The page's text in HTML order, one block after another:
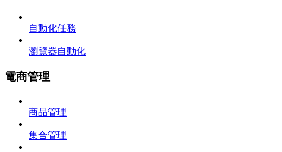
自動化任務
瀏覽器自動化
電商管理
商品管理
集合管理